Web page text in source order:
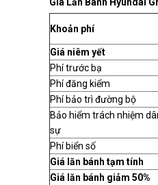
Giá Lăn Bánh Hyundai
Khoản phí
Giá niêm yết
Phí trước bạ
Phí đăng kiểm
Phí bảo trì đường bộ
Bảo hiểm trách nhiệm
sự
Phí biển số
Giá lăn bánh tạm tính
Giá lăn bánh giảm 50%